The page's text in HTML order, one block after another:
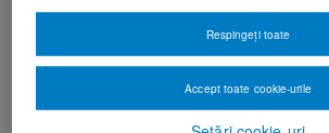
Respingeți toate
Accept toate cookie-urile